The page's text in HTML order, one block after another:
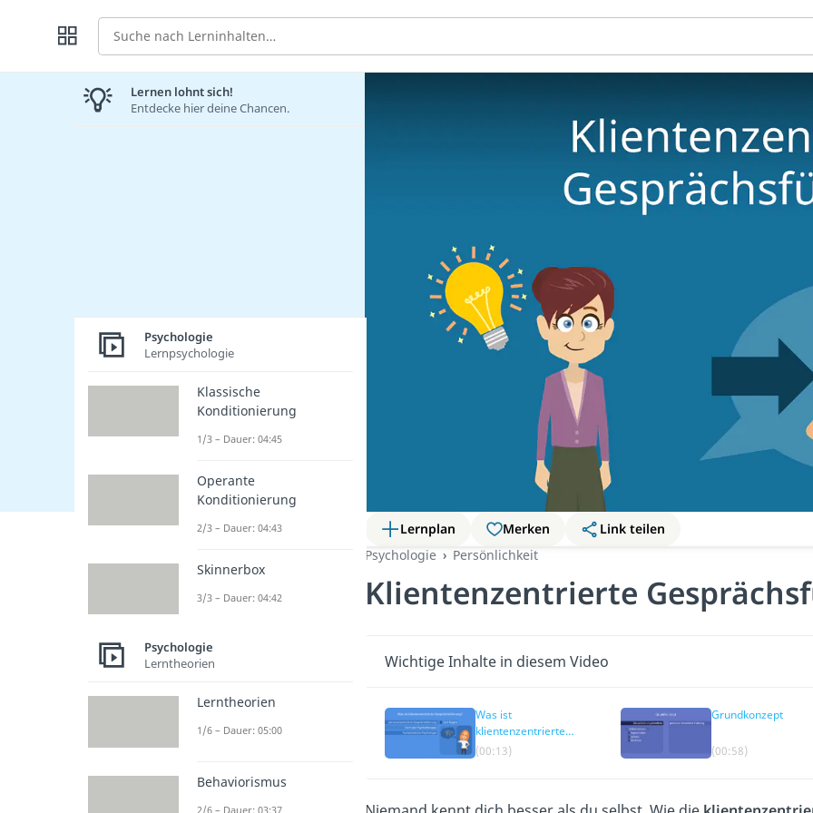
Suche
Lernplan Merken
Link teilen
Psychologie
Persönlichkeit
Klientenzentrierte
Wichtige Inhalte in diesem Video
Was ist
klientenzentrierte
Gesprächsführung?
(00:13)
Grundkonzept
(00:58)
Lernen lohnt sich!
Entdecke hier deine Chancen.
Psychologie
Lernpsychologie
Klassische
Konditionierung
1/3 – Dauer: 04:45
Operante
Konditionierung
2/3 – Dauer: 04:43
Skinnerbox
3/3 – Dauer: 04:42
Psychologie
Lerntheorien
Lerntheorien
1/6 – Dauer: 05:00
Behaviorismus
2/6 – Dauer: 03:37